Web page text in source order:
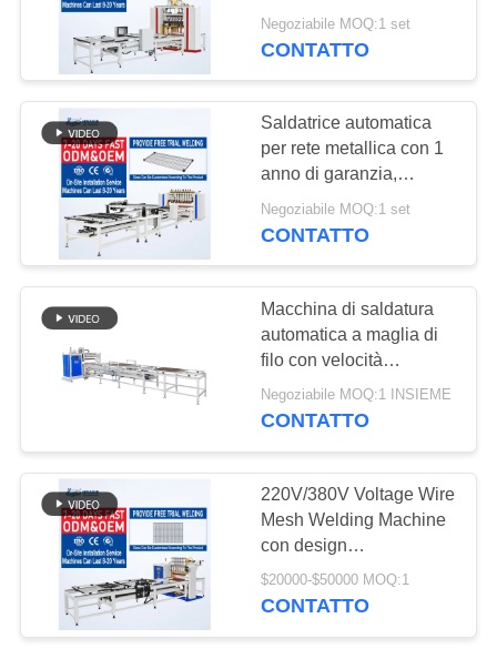
BLOG
RICHIEDA
UNA
CITAZIONE
MAPPA
DEL
SITO
NORME
PRIVACY
velocità massima di
cablaggio 200 mm/s e
Negoziabile MOQ:1 set
CONTATTO
Saldatrice automatica
per rete metallica con 1
anno di garanzia,
velocità massima di
cablaggio 200 mm/s e
Negoziabile MOQ:1 set
CONTATTO
Macchina di saldatura
automatica a maglia di
filo con velocità
massima di cablaggio di
200 mm/s, piegatura del
Negoziabile MOQ:1 INSIEME
CONTATTO
220V/380V Voltage Wire
Mesh Welding Machine
con design
personalizzato e
modalità di
$20000-$50000 MOQ:1
CONTATTO